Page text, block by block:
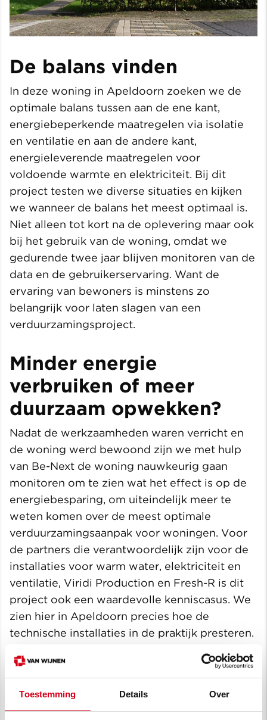
Toestemming Details Over
De balans vinden
In deze woning in Apeldoorn zoeken we de
optimale balans tussen aan de ene kant,
energiebeperkende maatregelen via isolatie
en ventilatie en aan de andere kant,
energieleverende maatregelen voor
voldoende warmte en elektriciteit. Bij dit
project testen we diverse situaties en kijken
we wanneer de balans het meest optimaal is.
Niet alleen tot kort na de oplevering maar ook
bij het gebruik van de woning, omdat we
gedurende twee jaar blijven monitoren van de
data en de gebruikerservaring. Want de
ervaring van bewoners is minstens zo
belangrijk voor laten slagen van een
verduurzamingsproject.
Minder energie
verbruiken of meer
duurzaam opwekken?
Nadat de werkzaamheden waren verricht en
de woning werd bewoond zijn we met hulp
van Be-Next de woning nauwkeurig gaan
monitoren om te zien wat het effect is op de
energiebesparing, om uiteindelijk meer te
weten komen over de meest optimale
verduurzamingsaanpak voor woningen. Voor
de partners die verantwoordelijk zijn voor de
installaties voor warm water, elektriciteit en
ventilatie, Viridi Production en Fresh-R is dit
project ook een waardevolle kenniscasus. We
zien hier in Apeldoorn precies hoe de
technische installaties in de praktijk presteren.
optimalisaties van het proces ten goede. De
Woning gebruiken we om de